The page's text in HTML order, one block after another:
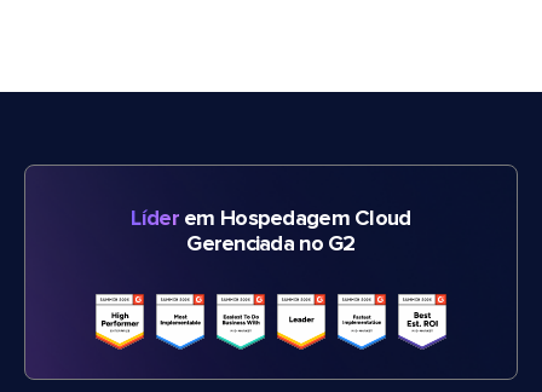
Líderem Hospedagem Cloud
Gerenciada no G2